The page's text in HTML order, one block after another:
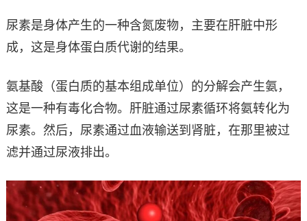
尿素是身体产生的一种含氮废物，主要在肝脏中形
成，这是身体蛋白质代谢的结果。
氨基酸（蛋白质的基本组成单位）的分解会产生氨，
这是一种有毒化合物。肝脏通过尿素循环将氨转化为
尿素。然后，尿素通过血液输送到肾脏，在那里被过
滤并通过尿液排出。